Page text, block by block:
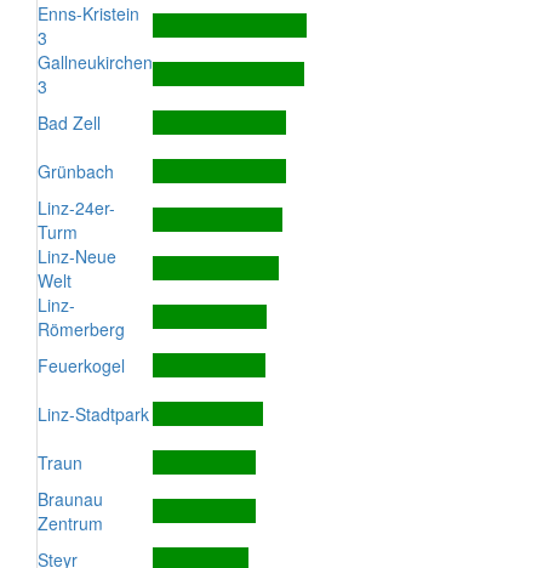
Enns-Kristein
3
Gallneukirchen
3
Bad Zell
Grünbach
Linz-24er-
Turm
Linz-Neue
Welt
Linz-
Römerberg
Feuerkogel
Linz-Stadtpark
Traun
Braunau
Zentrum
Steyr